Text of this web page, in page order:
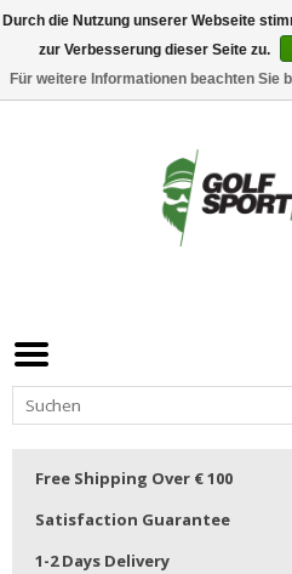
Free Shipping Over € 100
Satisfaction Guarantee
1-2 Days Delivery
Durch die Nutzung unserer Webseite
zur Verbesserung dieser Seite zu.
Für weitere Informationen beachten Sie